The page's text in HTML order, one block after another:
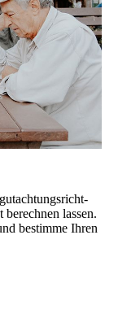
lassen.
be­stimme Ihren